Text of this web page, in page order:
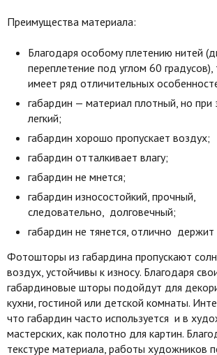
Преимущества материала:
Благодаря особому плетению нитей
переплетение под углом 60 градусов),
имеет ряд отличительных
габардин — материал плотный, но при
легкий;
габардин хорошо пропускает воздух;
габардин отталкивает влагу;
габардин не мнется;
габардин износостойкий, прочный,
следовательно, долговечный;
габардин не тянется, отлично
Фотошторы из габардина пропускают
воздух, устойчивы к износу. Благодаря
габардиновые шторы подойдут для
кухни, гостиной или детской комнаты.
что габардин часто используется и в
мастерских, как полотно для картин.
текстуре материала, работы художников